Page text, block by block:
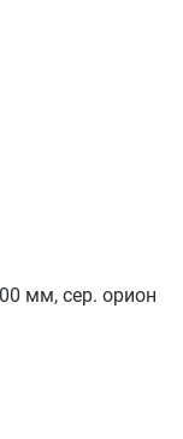
мм, сер. орион